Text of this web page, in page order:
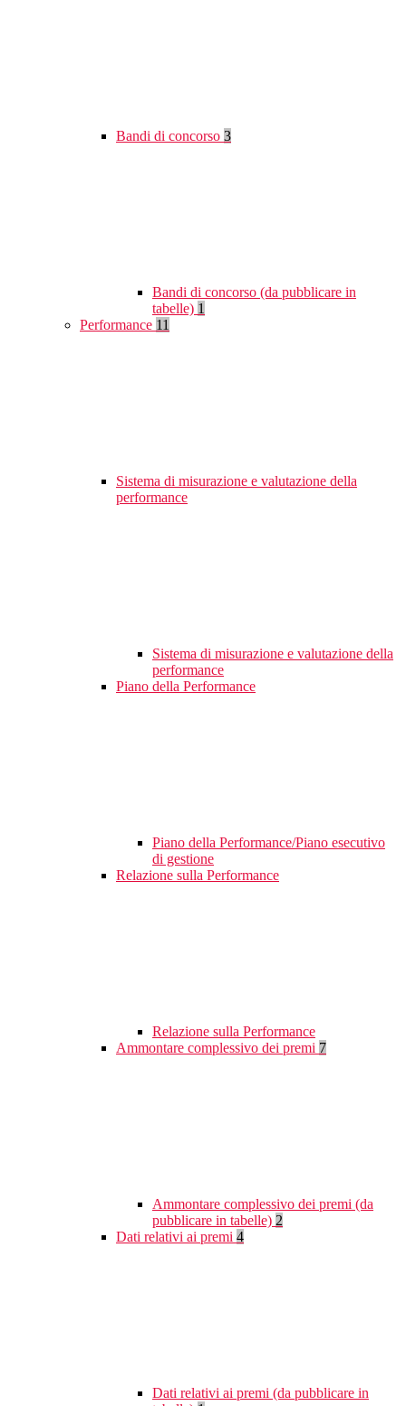
Bandi di concorso 3
Bandi di concorso (da pubblicare in
tabelle) 1
Performance 11
Sistema di misurazione e valutazione della
performance
Sistema di misurazione e valutazione della
performance
Piano della Performance
Piano della Performance/Piano esecutivo
di gestione
Relazione sulla Performance
Relazione sulla Performance
Ammontare complessivo dei premi 7
Ammontare complessivo dei premi (da
pubblicare in tabelle) 2
Dati relativi ai premi 4
Dati relativi ai premi (da pubblicare in